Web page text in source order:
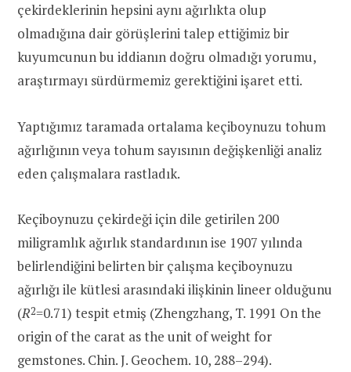
çekirdeklerinin hepsini aynı ağırlıkta olup
olmadığına dair görüşlerini talep ettiğimiz bir
kuyumcunun bu iddianın doğru olmadığı yorumu,
araştırmayı sürdürmemiz gerektiğini işaret etti.
Yaptığımız taramada ortalama keçiboynuzu tohum
ağırlığının veya tohum sayısının değişkenliği analiz
eden çalışmalara rastladık.
Keçiboynuzu çekirdeği için dile getirilen 200
miligramlık ağırlık standardının ise 1907 yılında
belirlendiğini belirten bir çalışma keçiboynuzu
ağırlığı ile kütlesi arasındaki ilişkinin lineer olduğunu
(R2=0.71) tespit etmiş (Zhengzhang, T. 1991 On the
origin of the carat as the unit of weight for
gemstones. Chin. J. Geochem. 10, 288–294).